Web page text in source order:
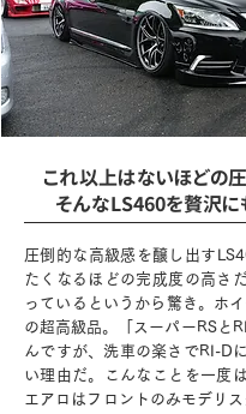
これ以上はないほどの
そんなLS460を贅沢に
圧倒的な高級感を醸し出す
たくなるほどの完成度の高さ
っているというから驚き。ホ
の超高級品。「スーパーRSと
んですが、洗車の楽さでRI-D
い理由だ。こんなことを一度
エアロはフロントのみモデリ